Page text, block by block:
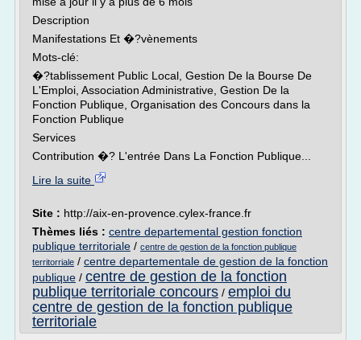
Description
Manifestations Et �?vènements
Mots-clé:
�?tablissement Public Local, Gestion De la Bourse De
L'Emploi, Association Administrative, Gestion De la
Fonction Publique, Organisation des Concours dans la
Fonction Publique
Services
Contribution �? L'entrée Dans La Fonction Publique...
Lire la suite
Site : http://aix-en-provence.cylex-france.fr
Thèmes liés : centre departemental gestion fonction
publique territoriale / centre de gestion de la fonction publique
territorriale / centre departementale de gestion de la fonction
publique / centre de gestion de la fonction
publique territoriale concours / emploi du
centre de gestion de la fonction publique
territoriale